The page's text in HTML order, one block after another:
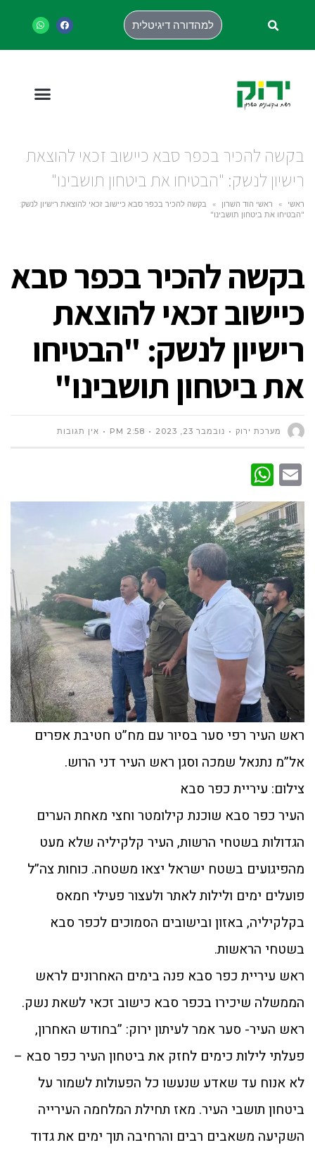
למהדורה דיגיטלית
בקשה להכיר בכפר סבא כיישוב זכאי להוצאת
רישיון לנשק: "הבטיחו את ביטחון תושבינו"
ראשי » ראשי הוד השרון »
בקשה להכיר בכפר סבא כיישוב זכאי להוצאת רישיון לנשק:
"הבטיחו את ביטחון תושבינו"
בקשה להכיר בכפר סבא
כיישוב זכאי להוצאת
רישיון לנשק: "הבטיחו
את ביטחון תושבינו"
מערכת ירוק נובמבר 23, 2023 2:58 PM אין תגובות
Email
ראש העיר רפי סער בסיור עם מח”ט חטיבת אפרים
אל”מ נתנאל שמכה וסגן ראש העיר דני הרוש.
צילום: עיריית כפר סבא
העיר כפר סבא שוכנת קילומטר וחצי מאחת הערים
הגדולות בשטחי הרשות, העיר קלקיליה שלא מעט
מהפיגועים בשטח ישראל יצאו משטחה. כוחות צה”ל
פועלים ימים ולילות לאתר ולעצור פעילי חמאס
בקלקיליה, באזון ובישובים הסמוכים לכפר סבא
בשטחי הראשות.
ראש עיריית כפר סבא פנה בימים האחרונים לראש
הממשלה שיכירו בכפר סבא כישוב זכאי לשאת נשק.
ראש העיר- סער אמר לעיתון ירוק: ”בחודש האחרון,
פעלתי לילות כימים לחזק את ביטחון העיר כפר סבא –
לא אנוח עד שאדע שנעשו כל הפעולות לשמור על
ביטחון תושבי העיר. מאז תחילת המלחמה העירייה
השקיעה משאבים רבים והרחיבה תוך ימים את גדוד